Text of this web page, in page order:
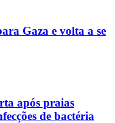
Gaza e volta a se
após praias
de bactéria